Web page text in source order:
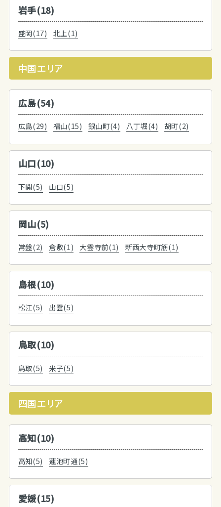
岩手(18)
盛岡(17) 北上(1)
中国エリア
広島(54)
広島(29) 福山(15) 銀山町(4) 八丁堀(4) 胡町(2)
山口(10)
下関(5) 山口(5)
岡山(5)
常盤(2) 倉敷(1) 大雲寺前(1) 新西大寺町筋(1)
島根(10)
松江(5) 出雲(5)
鳥取(10)
鳥取(5) 米子(5)
四国エリア
高知(10)
高知(5) 蓮池町通(5)
愛媛(15)